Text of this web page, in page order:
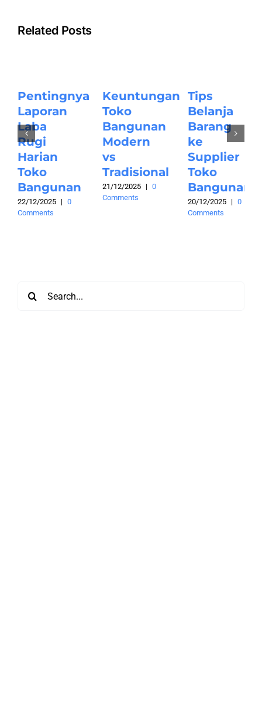
Related Posts
Pentingnya
Laporan
Laba
Rugi
Harian
Toko
Bangunan
22/12/2025 | 0
Comments
Keuntungan
Toko
Bangunan
Modern
vs
Tradisional
21/12/2025 |
0
Comments
Tips
Belanja
Barang
ke
Supplier
Toko
Bangunan
20/12/2025 | 0
Comments
for: